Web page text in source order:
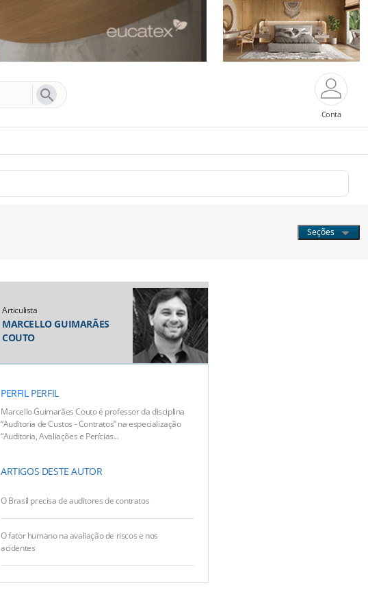
Conta
Seções
Articulista
MARCELLO GUIMARÃES
COUTO
PERFILPERFIL
Marcello Guimarães Couto é professor da disciplina
“Auditoria de Custos - Contratos” na especialização
“Auditoria, Avaliações e Perícias...
ARTIGOS DESTE AUTOR
O Brasil precisa de auditores de contratos
O fator humano na avaliação de riscos e nos
acidentes